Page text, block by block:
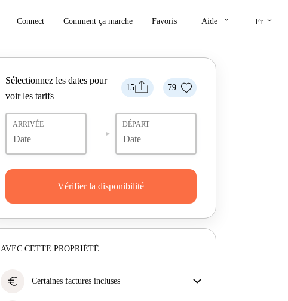
Connect Comment ça marche Favoris Aide keyboard_arrow_down Fr keyboard_arrow_down
15 79
Sélectionnez les dates pour
voir les tarifs
ARRIVÉE DÉPART
Vérifier la disponibilité
AVEC CETTE PROPRIÉTÉ
euro Certaines factures incluses